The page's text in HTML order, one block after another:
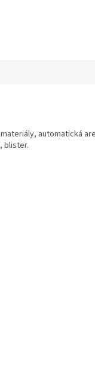
automatická
blister.